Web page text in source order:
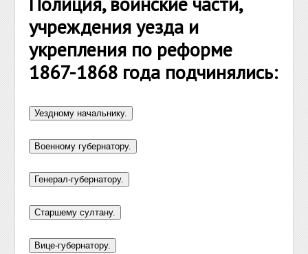
учреждения уезда и
укрепления по реформе
1867-1868 года подчинялись: